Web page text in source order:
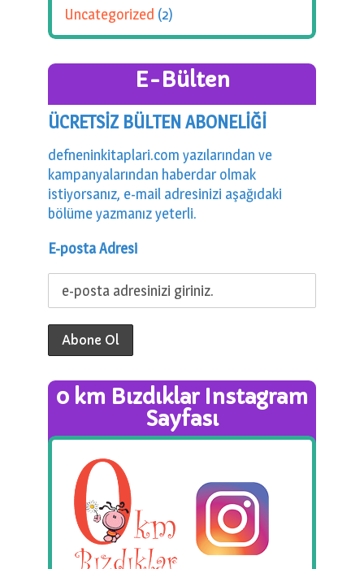
Uncategorized (2)
E-Bülten
ÜCRETSİZ BÜLTEN ABONELİĞİ
defneninkitaplari.com yazılarından ve
kampanyalarından haberdar olmak
istiyorsanız, e-mail adresinizi aşağıdaki
bölüme yazmanız yeterli.
E-posta Adresi
0 km Bızdıklar Instagram
Sayfası